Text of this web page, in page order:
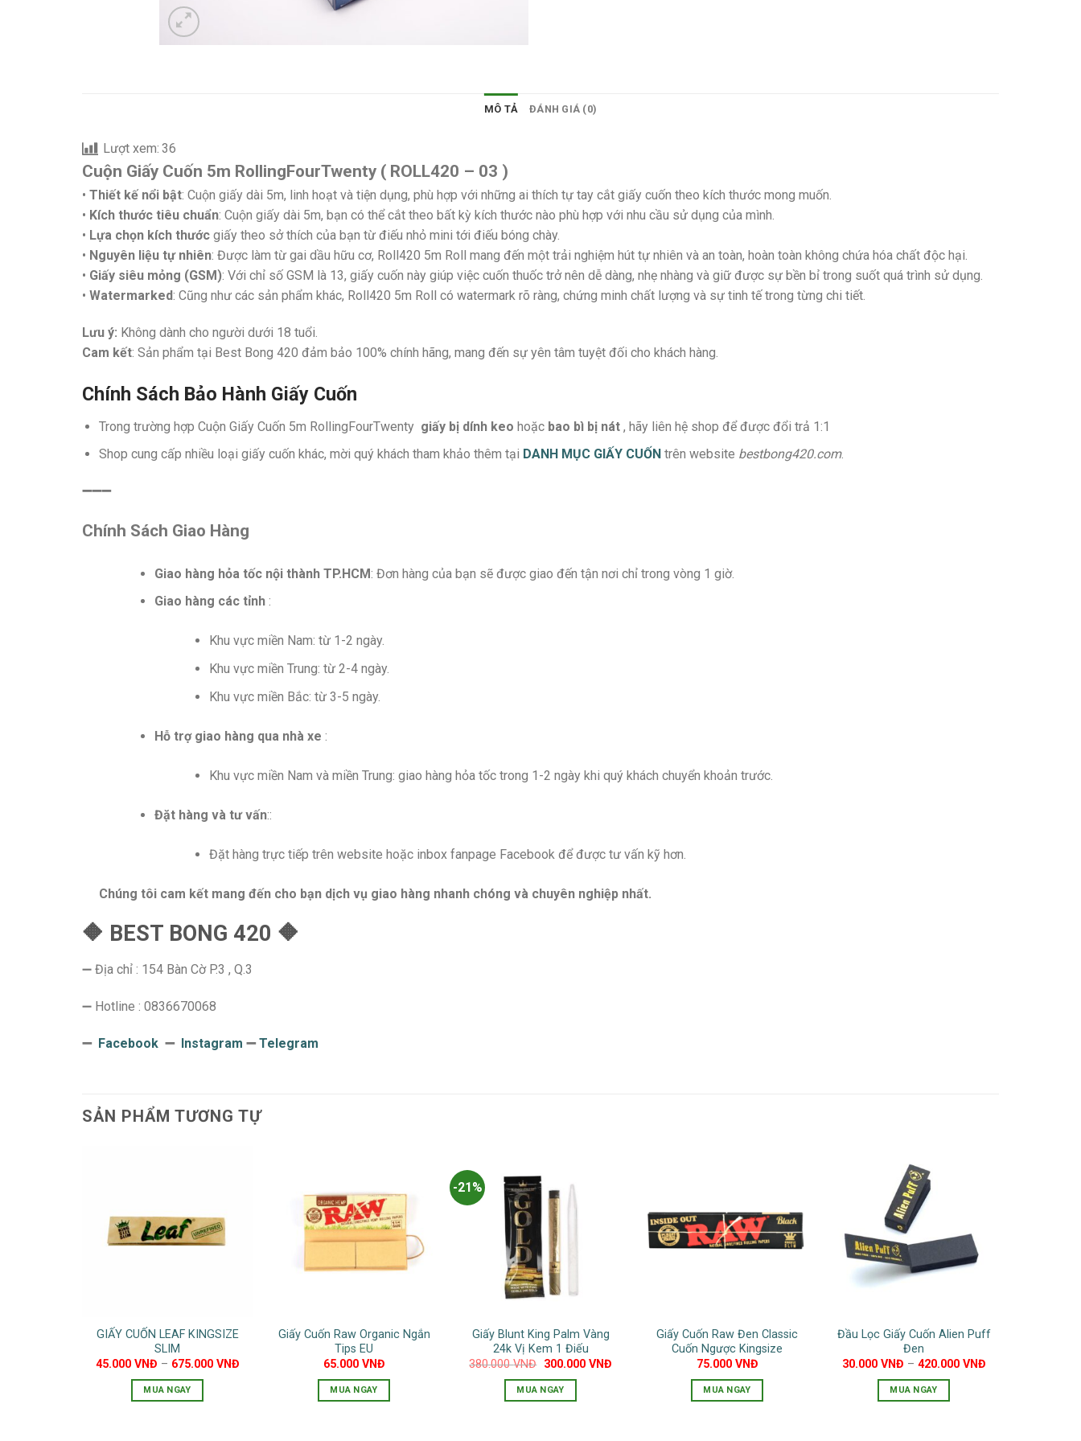
MÔ TẢ ĐÁNH GIÁ (0)
Lượt xem: 36
Cuộn Giấy Cuốn 5m RollingFourTwenty ( ROLL420 – 03 )
• Thiết kế nổi bật: Cuộn giấy dài 5m, linh hoạt và tiện dụng, phù hợp với những ai thích tự tay cắt giấy cuốn theo kích thước mong muốn.
• Kích thước tiêu chuẩn: Cuộn giấy dài 5m, bạn có thể cắt theo bất kỳ kích thước nào phù hợp với nhu cầu sử dụng của mình.
• Lựa chọn kích thước giấy theo sở thích của bạn từ điếu nhỏ mini tới điếu bóng chày.
• Nguyên liệu tự nhiên: Được làm từ gai dầu hữu cơ, Roll420 5m Roll mang đến một trải nghiệm hút tự nhiên và an toàn, hoàn toàn không chứa hóa chất độc hại.
• Giấy siêu mỏng (GSM): Với chỉ số GSM là 13, giấy cuốn này giúp việc cuốn thuốc trở nên dễ dàng, nhẹ nhàng và giữ được sự bền bỉ trong suốt quá trình sử dụng.
• Watermarked: Cũng như các sản phẩm khác, Roll420 5m Roll có watermark rõ ràng, chứng minh chất lượng và sự tinh tế trong từng chi tiết.
Lưu ý: Không dành cho người dưới 18 tuổi.
Cam kết: Sản phẩm tại Best Bong 420 đảm bảo 100% chính hãng, mang đến sự yên tâm tuyệt đối cho khách hàng.
Chính Sách Bảo Hành Giấy Cuốn
Trong trường hợp Cuộn Giấy Cuốn 5m RollingFourTwenty giấy bị dính keo hoặc bao bì bị nát, hãy liên hệ shop để được đổi trả 1:1
Shop cung cấp nhiều loại giấy cuốn khác, mời quý khách tham khảo thêm tại DANH MỤC GIẤY CUỐN trên website bestbong420.com.
➖➖➖
Chính Sách Giao Hàng
Giao hàng hỏa tốc nội thành TP.HCM: Đơn hàng của bạn sẽ được giao đến tận nơi chỉ trong vòng 1 giờ.
Giao hàng các tỉnh :
Khu vực miền Nam: từ 1-2 ngày.
Khu vực miền Trung: từ 2-4 ngày.
Khu vực miền Bắc: từ 3-5 ngày.
Hỗ trợ giao hàng qua nhà xe :
Khu vực miền Nam và miền Trung: giao hàng hỏa tốc trong 1-2 ngày khi quý khách chuyển khoản trước.
Đặt hàng và tư vấn::
Đặt hàng trực tiếp trên website hoặc inbox fanpage Facebook để được tư vấn kỹ hơn.
Chúng tôi cam kết mang đến cho bạn dịch vụ giao hàng nhanh chóng và chuyên nghiệp nhất.
🔶 BEST BONG 420 🔶
➖ Địa chỉ : 154 Bàn Cờ P.3 , Q.3
➖ Hotline : 0836670068
➖ Facebook ➖ Instagram ➖Telegram
SẢN PHẨM TƯƠNG TỰ
GIẤY CUỐN LEAF KINGSIZE
SLIM
45.000 VNĐ – 675.000 VNĐ
MUA NGAY
Giấy Cuốn Raw Organic Ngắn
Tips EU
65.000 VNĐ
MUA NGAY
-21%
Giấy Blunt King Palm Vàng
24k Vị Kem 1 Điếu
380.000VNĐ Giá
là:
380.000 VNĐ.
300.000 VNĐGiá
MUA NGAY
Giấy Cuốn Raw Đen Classic
Cuốn Ngược Kingsize
75.000 VNĐ
MUA NGAY
Đầu Lọc Giấy Cuốn Alien Puff
Đen
30.000 VNĐ – 420.000 VNĐ
MUA NGAY